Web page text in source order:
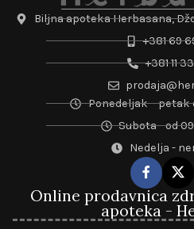
Biljna apoteka Herbasana,
+381 69
+381 11
Ponedeljak – petak
Subota - od
Nedelja -
Online prodavnica
apoteka -